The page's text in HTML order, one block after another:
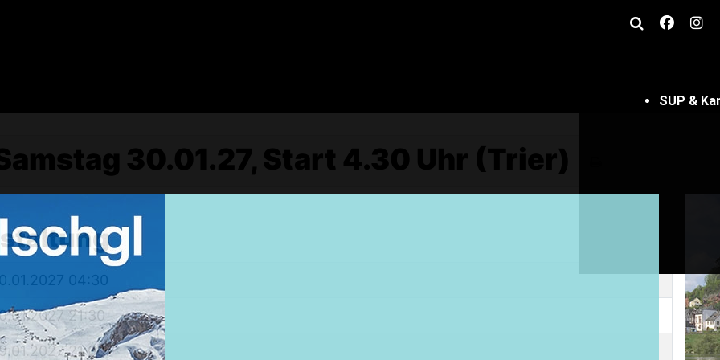
Weekendtrips
Ischgl: Closing 4 Tagestour
Ski & Snowboardservice
Infos Service
Service buchen
SUP &
30.01.27, Start 4.30 Uhr (Trier)
04:30
21:30
21:00